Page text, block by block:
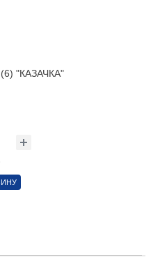
"КАЗАЧКА"